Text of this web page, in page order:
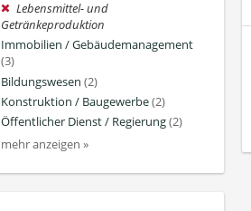
Lebensmittel- und
Getränkeproduktion
Immobilien / Gebäudemanagement
(3)
Bildungswesen (2)
Konstruktion / Baugewerbe(2)
Öffentlicher Dienst / Regierung(2)
mehr anzeigen »